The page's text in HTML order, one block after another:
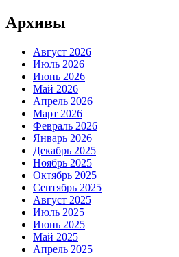
Архивы
Август 2026
Июль 2026
Июнь 2026
Май 2026
Апрель 2026
Март 2026
Февраль 2026
Январь 2026
Декабрь 2025
Ноябрь 2025
Октябрь 2025
Сентябрь 2025
Август 2025
Июль 2025
Июнь 2025
Май 2025
Апрель 2025